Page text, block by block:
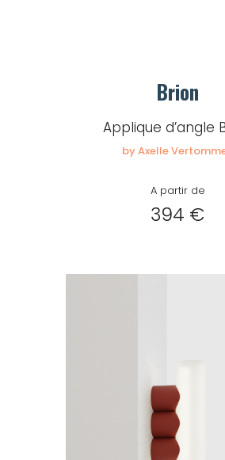
Brion
Applique d’angle
by Axelle
A partir de
394 €